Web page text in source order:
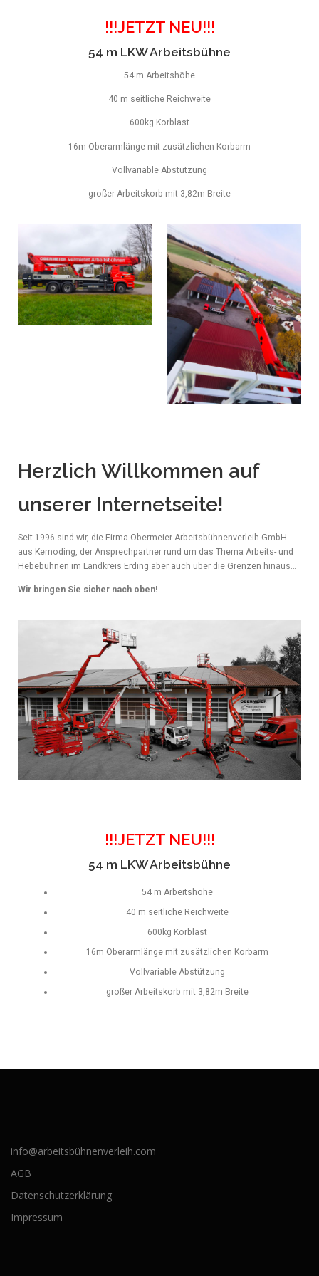
!!!JETZT NEU!!!
54 m LKW Arbeitsbühne
54 m Arbeitshöhe
40 m seitliche Reichweite
600kg Korblast
16m Oberarmlänge mit zusätzlichen Korbarm
Vollvariable Abstützung
großer Arbeitskorb mit 3,82m Breite
Herzlich Willkommen auf
unserer Internetseite!
Seit 1996 sind wir, die Firma Obermeier Arbeitsbühnenverleih GmbH
aus Kemoding, der Ansprechpartner rund um das Thema Arbeits- und
Hebebühnen im Landkreis Erding aber auch über die Grenzen hinaus…
Wir bringen Sie sicher nach oben!
!!!JETZT NEU!!!
54 m LKW Arbeitsbühne
54 m Arbeitshöhe
40 m seitliche Reichweite
600kg Korblast
16m Oberarmlänge mit zusätzlichen Korbarm
Vollvariable Abstützung
großer Arbeitskorb mit 3,82m Breite
info@arbeitsbühnenverleih.com
AGB
Datenschutzerklärung
Impressum